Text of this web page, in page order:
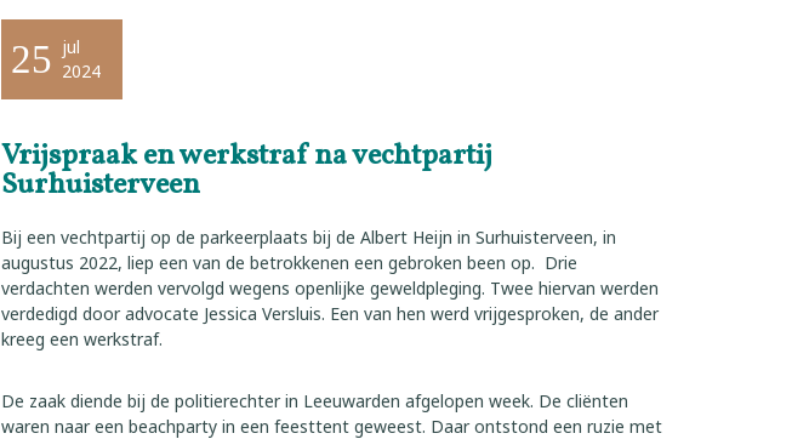
25 jul
2024
Vrijspraak en werkstraf na vechtpartij
Surhuisterveen
Bij een vechtpartij op de parkeerplaats bij de Albert Heijn in Surhuisterveen, in
augustus 2022, liep een van de betrokkenen een gebroken been op. Drie
verdachten werden vervolgd wegens openlijke geweldpleging. Twee hiervan werden
verdedigd door advocate Jessica Versluis. Een van hen werd vrijgesproken, de ander
kreeg een werkstraf.
De zaak diende bij de politierechter in Leeuwarden afgelopen week. De cliënten
waren naar een beachparty in een feesttent geweest. Daar ontstond een ruzie met